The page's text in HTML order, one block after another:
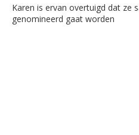
Karen is ervan overtuigd dat ze
genomineerd gaat worden